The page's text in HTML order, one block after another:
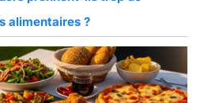
alimentaires ?